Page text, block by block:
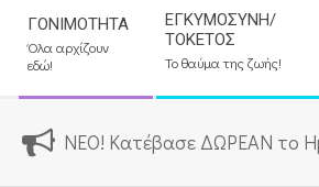
Navigation
Menu
ΓΟΝΙΜΌΤΗΤΑ
Όλα αρχίζουν
εδώ!
ΕΓΚΥΜΟΣΎΝΗ/
ΤΟΚΕΤΌΣ
Το θαύμα της ζωής!
ΝΕΟ! Κατέβασε ΔΩΡΕΑΝ το